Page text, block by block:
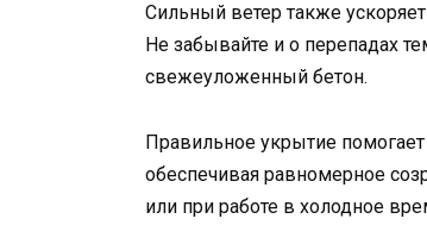
Сильный ветер также ускоряет
Не забывайте и о перепадах
свежеуложенный бетон.
Правильное укрытие
обеспечивая равномерное
или при работе в холодное